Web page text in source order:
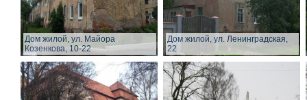
Дом жилой, ул. Майора
Козенкова, 10-22
Дом жилой, ул. Ленинградская,
22